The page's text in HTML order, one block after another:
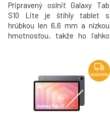
Pripravený oslniť Galaxy Tab
S10 Lite je štíhly tablet s
hrúbkou len 6,6 mm a nízkou
hmotnosťou, takže ho ľahko
Tento tablet s veľkolepým
displejom je dostupný v troch
štýlových farbách – Gray, Silver
a Coralred – a vyzerá rovnako
dobre, ako sa drží. Či už ces
ZADARMO